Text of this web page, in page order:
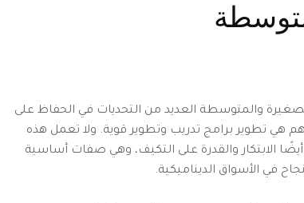
والمتوسطة العديد من التحديات في الحفاظ على
هي تطوير برامج تدريب وتطوير قوية. ولا تعمل هذه
الابتكار والقدرة على التكيف، وهي صفات أساسية
في الأسواق الديناميكية.